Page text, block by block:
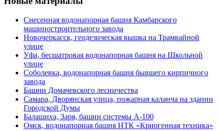
Снесенная водонапорная башня Камбарского
машиностроительного завода
Новочеркасск, геодезическая вышка на Трамвайной
улице
Уфа, бесшатровая водонапорная башня на Школьной
улице
Соболевка, водонапорная башня бывшего кирпичного
завода
Башни Домачевского лесничества
Самара, Дворянская улица, пожарная каланча на здании
Городской Думы
Балашиха, Заря, башни системы А-100
Омск, водонапорная башня НТК «Криогенная техника»